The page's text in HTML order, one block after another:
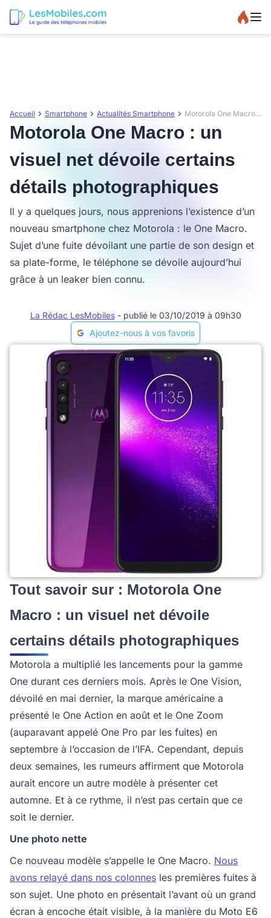
Accueil Smartphone Actualités Smartphone Motorola One Macro : un visuel net dévoile certains détails photographiques
Motorola One Macro : un
visuel net dévoile certains
détails photographiques
Il y a quelques jours, nous apprenions l’existence d’un
nouveau smartphone chez Motorola : le One Macro.
Sujet d’une fuite dévoilant une partie de son design et
sa plate-forme, le téléphone se dévoile aujourd’hui
grâce à un leaker bien connu.
La Rédac LesMobiles - publié le 03/10/2019 à 09h30
Ajoutez-nous à vos favoris
Tout savoir sur : Motorola One
Macro : un visuel net dévoile
certains détails photographiques
Motorola a multiplié les lancements pour la gamme
One durant ces derniers mois. Après le One Vision,
dévoilé en mai dernier, la marque américaine a
présenté le One Action en août et le One Zoom
(auparavant appelé One Pro par les fuites) en
septembre à l’occasion de l’IFA. Cependant, depuis
deux semaines, les rumeurs affirment que Motorola
aurait encore un autre modèle à présenter cet
automne. Et à ce rythme, il n’est pas certain que ce
soit le dernier.
Une photo nette
Ce nouveau modèle s’appelle le One Macro. Nous
avons relayé dans nos colonnes les premières fuites à
son sujet. Une photo en présentait l’avant où un grand
écran à encoche était visible, à la manière du Moto E6